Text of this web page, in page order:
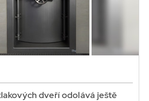
dveří odolává ještě